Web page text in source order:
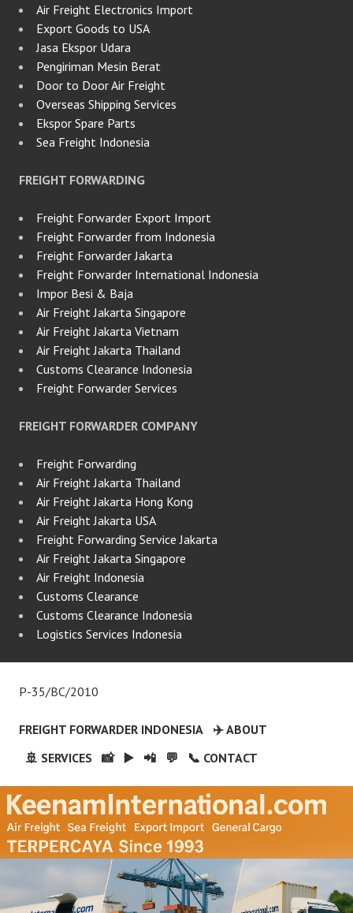
Air Freight Electronics Import
Export Goods to USA
Jasa Ekspor Udara
Pengiriman Mesin Berat
Door to Door Air Freight
Overseas Shipping Services
Ekspor Spare Parts
Sea Freight Indonesia
FREIGHT FORWARDING
Freight Forwarder Export Import
Freight Forwarder from Indonesia
Freight Forwarder Jakarta
Freight Forwarder International Indonesia
Impor Besi & Baja
Air Freight Jakarta Singapore
Air Freight Jakarta Vietnam
Air Freight Jakarta Thailand
Customs Clearance Indonesia
Freight Forwarder Services
FREIGHT FORWARDER COMPANY
Freight Forwarding
Air Freight Jakarta Thailand
Air Freight Jakarta Hong Kong
Air Freight Jakarta USA
Freight Forwarding Service Jakarta
Air Freight Jakarta Singapore
Air Freight Indonesia
Customs Clearance
Customs Clearance Indonesia
Logistics Services Indonesia
P-35/BC/2010
FREIGHT FORWARDER INDONESIA
✈️ ABOUT
🚢 SERVICES
📸 ▶️ 📲 💬 📞 CONTACT